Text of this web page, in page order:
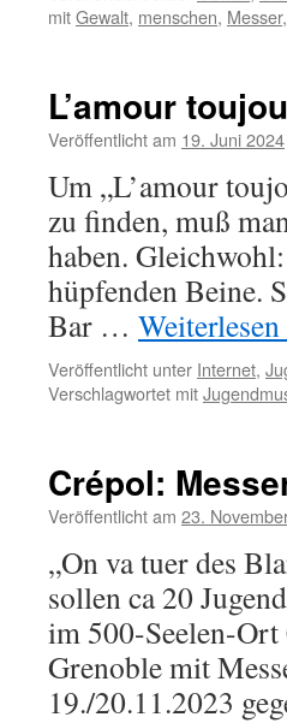
mitGewalt, menschen, Messer,
L’amour
Veröffentlicht am 19. Juni 2024
Um „L’amour
zu finden, muß
haben.
hüpfenden Beine.
Bar … Weiterlesen
Veröffentlicht unter Internet,
Verschlagwortet mit
Crépol:
Veröffentlicht am 23.
„On va tuer des
sollen ca 20
im 500-Seelen-
Grenoble mit
19./20.11.2023